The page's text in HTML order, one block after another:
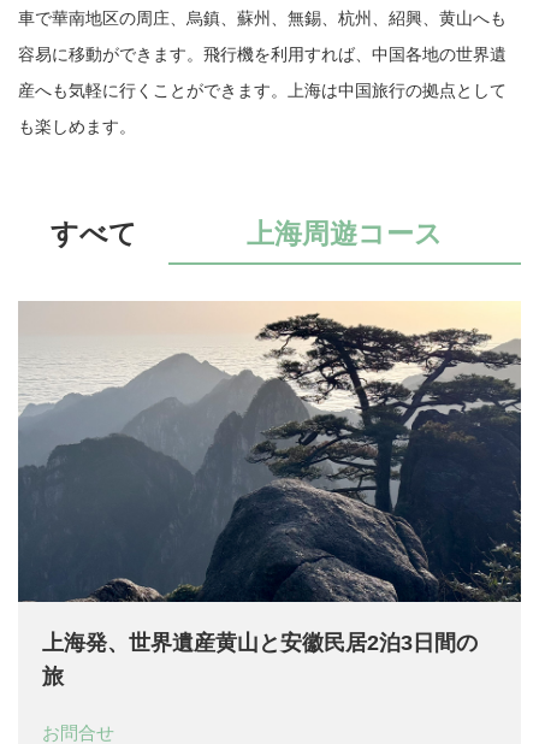
車で華南地区の周庄、烏鎮、蘇州、無錫、杭州、紹興、黄山へも
容易に移動ができます。飛行機を利用すれば、中国各地の世界遺
産へも気軽に行くことができます。上海は中国旅行の拠点として
も楽しめます。
すべて 上海周遊コース
上海発、世界遺産黄山と安徽民居2泊3日間の
旅
お問合せ